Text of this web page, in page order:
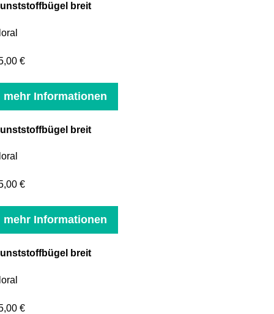
breit
€
mehr Informationen
breit
€
mehr Informationen
breit
€